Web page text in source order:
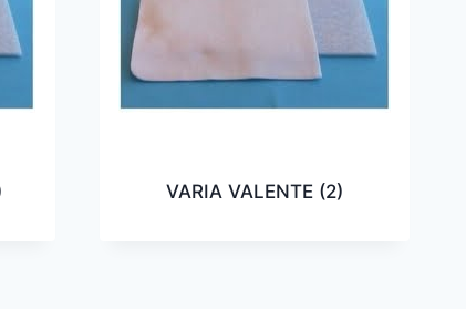
VARIA VALENTE (2)